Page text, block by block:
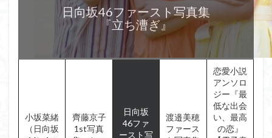
【楽天ブックス限定特典】小坂菜緒（日向坂46）1st写真集 君は誰？(楽天ブックス限
定カバー) [ 小坂 菜緒 ]
齊藤京子1st写真集 とっておきの恋人 [ 齊藤 京子 ]
日向坂46ファースト写真集
『立ち漕ぎ』
渡邉美穂ファースト写真集
『陽だまり』
恋愛小説アンソロジー
『最低な出会い、最高の恋』
[夏川椎菜,マツモトクラブ,宮田愛萌]
小坂菜緒
（日向坂
齊藤京子
1st写真
日向坂
46ファ
ースト写
渡邉美穂
ファース
恋愛小説
アンソロ
ジー『最
低な出会
い、最高
の恋』